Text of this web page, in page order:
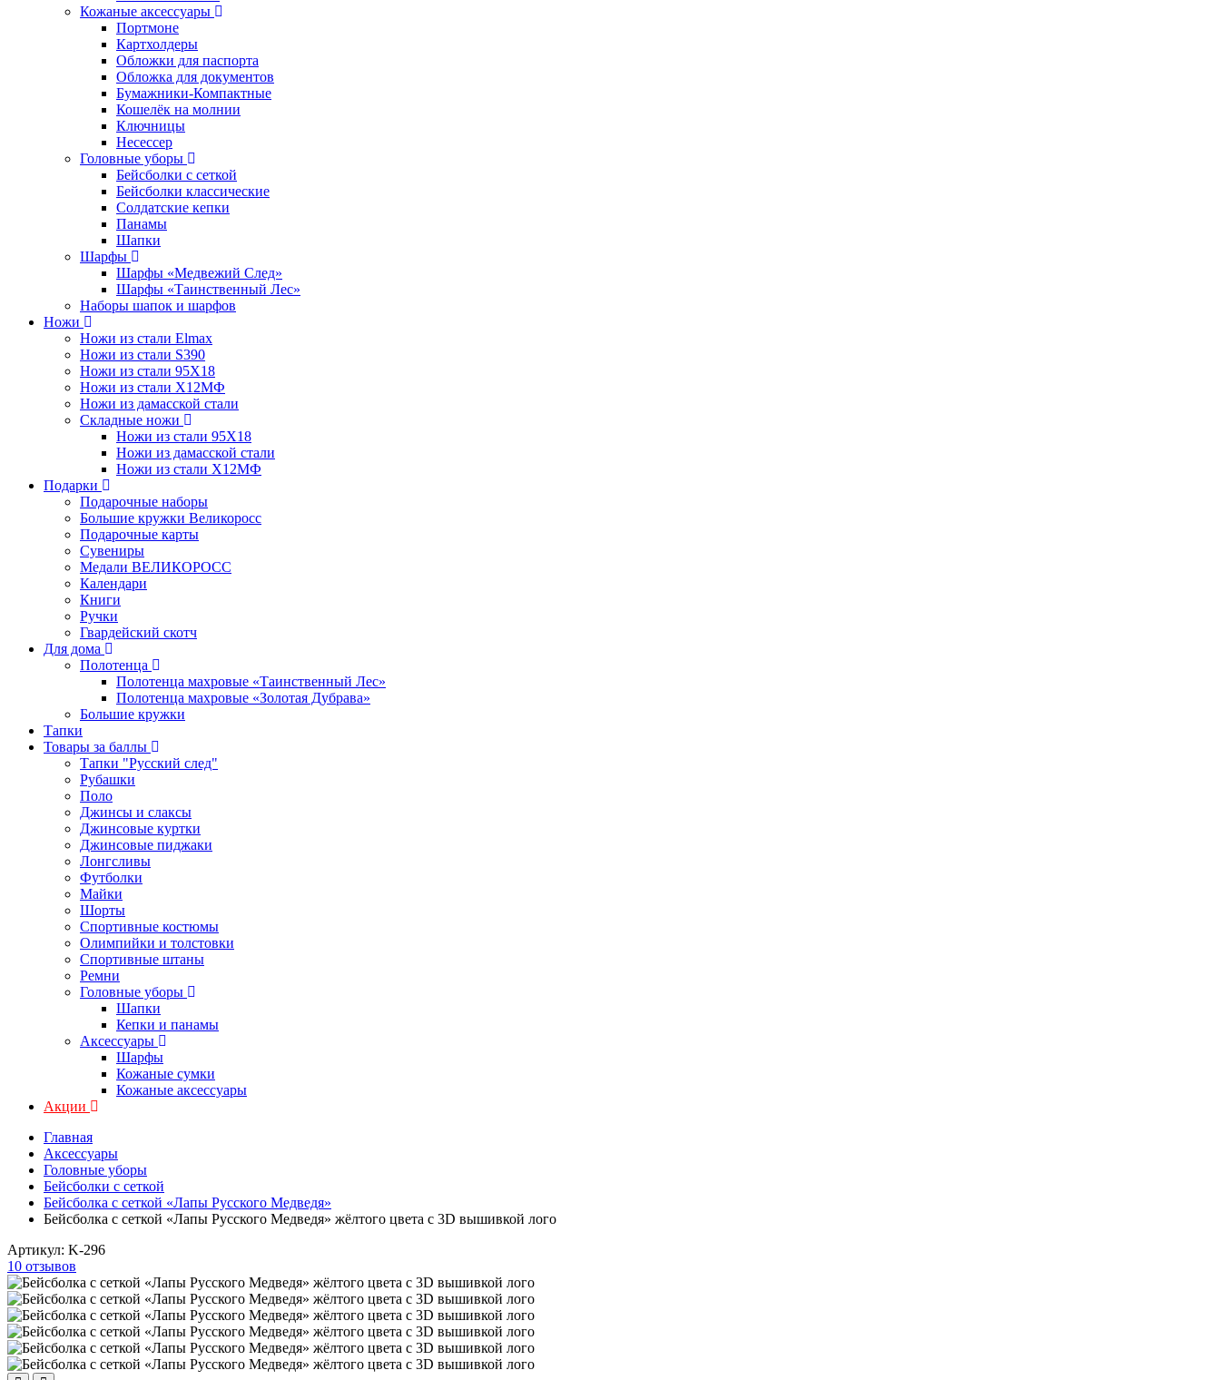
Кожаные аксессуары
Портмоне
Картхолдеры
Обложки для паспорта
Обложка для документов
Бумажники-Компактные
Кошелёк на молнии
Ключницы
Несессер
Головные уборы
Бейсболки с сеткой
Бейсболки классические
Солдатские кепки
Панамы
Шапки
Шарфы
Шарфы «Медвежий След»
Шарфы «Таинственный Лес»
Наборы шапок и шарфов
Ножи
Ножи из стали Elmax
Ножи из стали S390
Ножи из стали 95X18
Ножи из стали Х12МФ
Ножи из дамасской стали
Складные ножи
Ножи из стали 95X18
Ножи из дамасской стали
Ножи из стали Х12МФ
Подарки
Подарочные наборы
Большие кружки Великоросс
Подарочные карты
Сувениры
Медали ВЕЛИКОРОСС
Календари
Книги
Ручки
Гвардейский скотч
Для дома
Полотенца
Полотенца махровые «Таинственный Лес»
Полотенца махровые «Золотая Дубрава»
Большие кружки
Тапки
Товары за баллы
Тапки "Русский след"
Рубашки
Поло
Джинсы и слаксы
Джинсовые куртки
Джинсовые пиджаки
Лонгсливы
Футболки
Майки
Шорты
Спортивные костюмы
Олимпийки и толстовки
Спортивные штаны
Ремни
Головные уборы
Шапки
Кепки и панамы
Аксессуары
Шарфы
Кожаные сумки
Кожаные аксессуары
Акции
Главная
Аксессуары
Головные уборы
Бейсболки с сеткой
Бейсболка с сеткой «Лапы Русского Медведя»
Бейсболка с сеткой «Лапы Русского Медведя» жёлтого цвета с 3D вышивкой лого
Артикул: K-296
10 отзывов